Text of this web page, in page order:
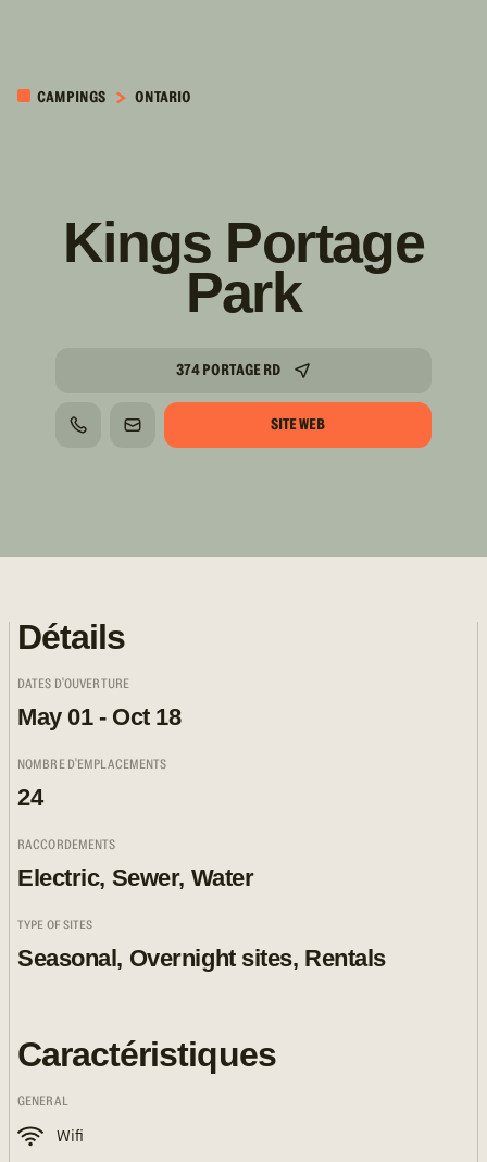
CONTENUCAMPINGS ONTARIO
Kings Portage
Park
374 PORTAGE RD
TÉLÉPHONECOURRIEL SITE WEB
Détails
DATES D'OUVERTURE
May 01 - Oct 18
NOMBRE D'EMPLACEMENTS
24
RACCORDEMENTS
Electric, Sewer, Water
TYPE OF SITES
Seasonal, Overnight sites, Rentals
Caractéristiques
GENERAL
Wifi